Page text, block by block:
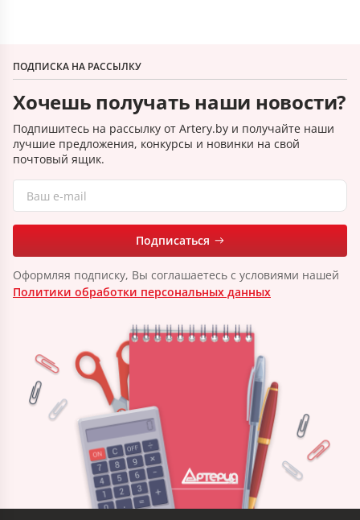
ПОДПИСКА НА РАССЫЛКУ
Хочешь получать наши новости?
Подпишитесь на рассылку от Artery.by и получайте наши
лучшие предложения, конкурсы и новинки на свой
почтовый ящик.
Подписаться
Оформляя подписку, Вы соглашаетесь с условиями нашей
Политики обработки персональных данных